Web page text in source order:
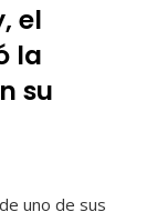
el
la
su
uno de sus